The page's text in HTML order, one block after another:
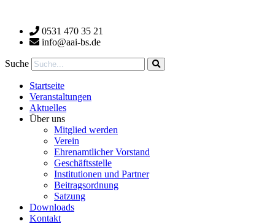
wechseln 0531 470 35 21
info@aai-bs.de
Suche
Startseite
Veranstaltungen
Aktuelles
Über uns
Mitglied werden
Verein
Ehrenamtlicher Vorstand
Geschäftsstelle
Institutionen und Partner
Beitragsordnung
Satzung
Downloads
Kontakt